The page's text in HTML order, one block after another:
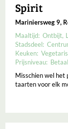
Spirit
Mariniersweg 9,
Maaltijd: Ontbijt
Stadsdeel:
Keuken:
Prijsniveau:
Misschien wel het
taarten voor elk